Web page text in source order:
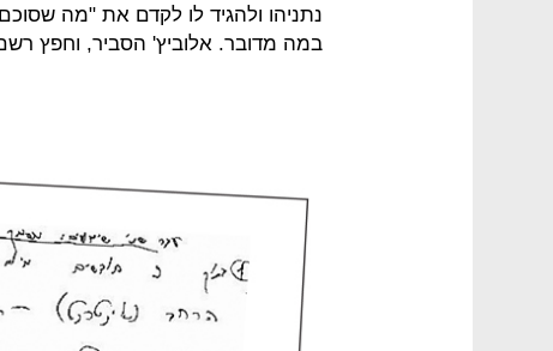
נתניהו ולהגיד לו לקדם את "מה
במה מדובר. אלוביץ' הסביר, וחפץ